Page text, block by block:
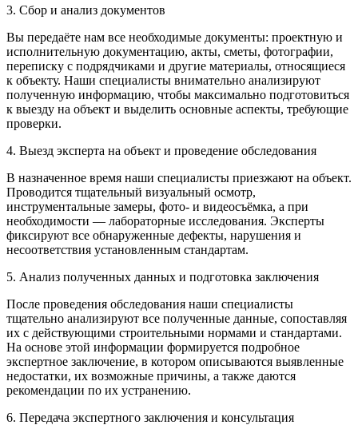
3. Сбор и анализ документов
Вы передаёте нам все необходимые документы: проектную и
исполнительную документацию, акты, сметы, фотографии,
переписку с подрядчиками и другие материалы, относящиеся
к объекту. Наши специалисты внимательно анализируют
полученную информацию, чтобы максимально подготовиться
к выезду на объект и выделить основные аспекты, требующие
проверки.
4. Выезд эксперта на объект и проведение обследования
В назначенное время наши специалисты приезжают на объект.
Проводится тщательный визуальный осмотр,
инструментальные замеры, фото- и видеосъёмка, а при
необходимости — лабораторные исследования. Эксперты
фиксируют все обнаруженные дефекты, нарушения и
несоответствия установленным стандартам.
5. Анализ полученных данных и подготовка заключения
После проведения обследования наши специалисты
тщательно анализируют все полученные данные, сопоставляя
их с действующими строительными нормами и стандартами.
На основе этой информации формируется подробное
экспертное заключение, в котором описываются выявленные
недостатки, их возможные причины, а также даются
рекомендации по их устранению.
6. Передача экспертного заключения и консультация